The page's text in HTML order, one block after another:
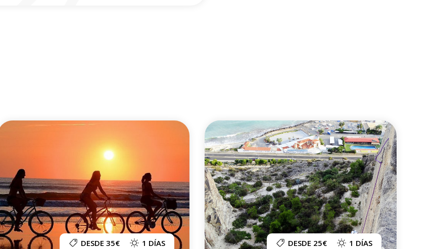
DESDE 35€ 1 DÍAS DESDE 25€ 1 DÍAS